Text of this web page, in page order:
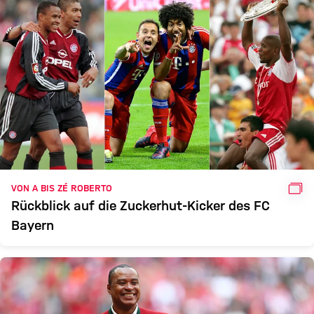
VON A BIS ZÉ ROBERTO
Rückblick auf die Zuckerhut-Kicker des FC
Bayern